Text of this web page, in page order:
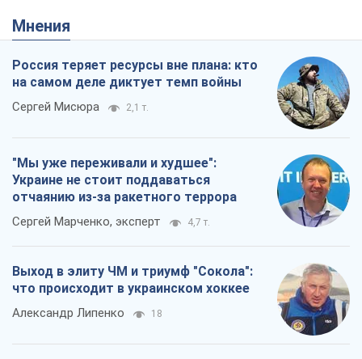
Мнения
Россия теряет ресурсы вне плана: кто
на самом деле диктует темп войны
Сергей Мисюра 2,1 т.
"Мы уже переживали и худшее":
Украине не стоит поддаваться
отчаянию из-за ракетного террора
Сергей Марченко, эксперт 4,7 т.
Выход в элиту ЧМ и триумф "Сокола":
что происходит в украинском хоккее
Александр Липенко 18